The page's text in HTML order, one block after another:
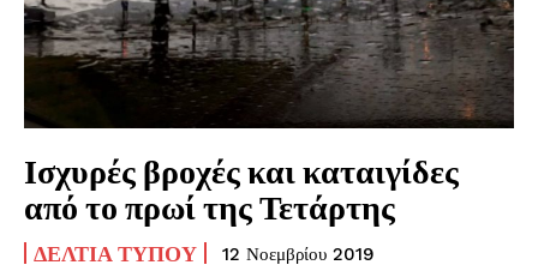
Ισχυρές βροχές και καταιγίδες
από το πρωί της Τετάρτης
ΔΕΛΤΊΑ ΤΎΠΟΥ 12 Νοεμβρίου 2019